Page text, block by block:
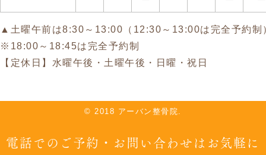
電話でのご予約・お問い合わせはお気軽に
▲土曜午前は8:30～13:00（12:30～13:00は完全予約制
※18:00～18:45は完全予約制
【定休日】水曜午後・土曜午後・日曜・祝日
© 2018 アーバン整骨院.